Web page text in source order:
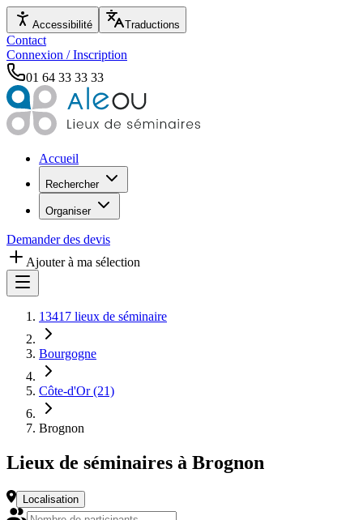
Accessibilité Traductions
Contact
Connexion / Inscription
01 64 33 33 33
Accueil
Rechercher
Organiser
Demander des devis
Ajouter à ma sélection
13417 lieux de séminaire
Bourgogne
Côte-d'Or (21)
Brognon
Lieux de séminaires à Brognon
Localisation